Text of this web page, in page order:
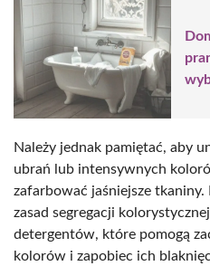
Należy jednak pamiętać, aby
ubrań lub intensywnych
zafarbować jaśniejsze
zasad segregacji
detergentów, które pomogą
kolorów i zapobiec ich